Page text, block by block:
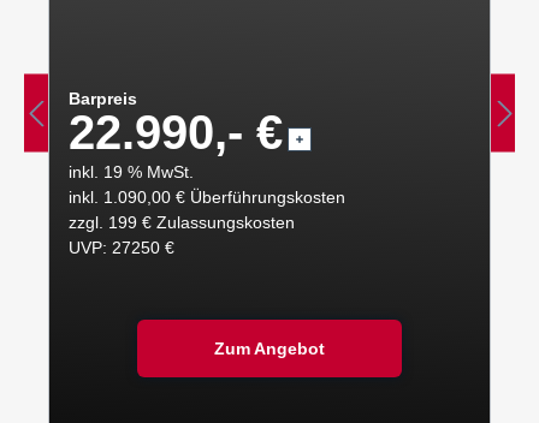
Barpreis
22.990,- €
inkl. 19 % MwSt.
inkl. 1.090,00 € Überführungskosten
zzgl. 199 € Zulassungskosten
UVP: 27250 €
Zum Angebot